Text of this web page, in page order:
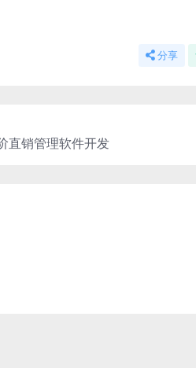
分享
直销管理软件开发